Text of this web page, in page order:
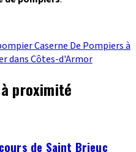
Caserne De Pompiers à
dans Côtes-d'Armor
proximité
de Saint Brieuc